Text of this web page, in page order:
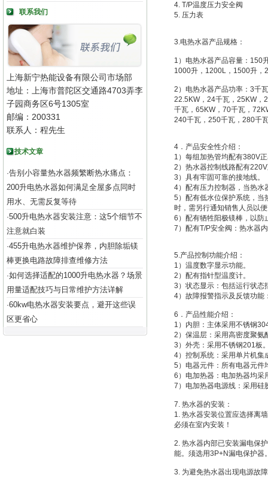
联系我们
上海新宁热能设备有限公司市场部
地址：上海市普陀区交通路4703弄李
子园商务区6号1305室
邮编：200331
联系人：程先生
技术文章
·告别小容量热水器频繁断热水痛点：
200升电热水器如何满足全屋多点同时
用水、无需反复等待
·500升电热水器安装注意：这5个细节不
注意就白装
·455升电热水器维护保养，内胆除垢镁
棒更换电路故障排查维修方法
·如何选择适配的1000升电热水器？场景
用量适配技巧与日常维护方法详解
·60kw电热水器安装要点，避开这些误
区更省心
4. T/P温度压力安全阀
5. 压力表
3.电热水器产品规格：
1）电热水器产品容量：150
1000升，1200L，1500升
2）电热水器产品功率：3千
22.5KW，24千瓦，25KW，
千瓦，65KW，70千瓦，
240千瓦，250千瓦，280千
4．产品安全性介绍：
1）每组加热管均配有380V
2）热水器控制线路配有
3）具有牢固可靠的接地线。
4）配有压力控制器，当热水
5）配有低水位保护系统，当
时，需另行通知销售人员以
6）配有牺牲阳极镁棒，以防
7）配有T/P安全阀：热水器
5.产品控制功能介绍：
1）温度数字显示功能。
2）配有指针型温度计。
3）状态显示：包括运行状态
4）故障报警指示及反馈功能
6．产品性能介绍：
1）内胆：主体采用不锈钢
2）保温层：采用高密度聚氨
3）外壳：采用不锈钢201板
4）控制系统：采用单片机集
5）电器元件：所有电器元件
6）电加热器：电加热器均采
7）电加热器电源线：采用硅
7. 热水器的安装：
1. 热水器安装位置应选择离
必须在室内安装！
2. 热水器内部已安装漏电保
能。须选用3P+N漏电保护器
3. 为避免热水器出现电源故